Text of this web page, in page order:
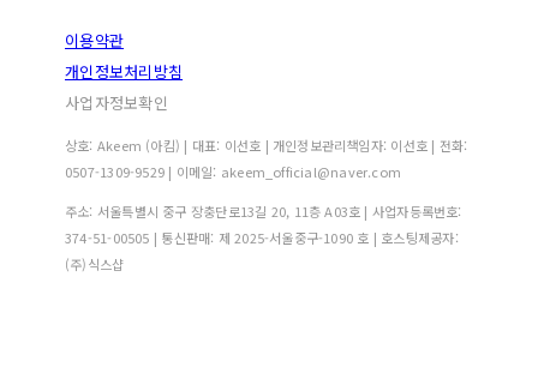
이용약관
개인정보처리방침
사업자정보확인
상호: Akeem (아킴) | 대표: 이선호 | 개인정보관리책임자: 이선호 | 전화:
0507-1309-9529 | 이메일: akeem_official@naver.com
주소: 서울특별시 중구 장충단로13길 20, 11층 A03호 | 사업자등록번호:
374-51-00505 | 통신판매: 제 2025-서울중구-1090 호 | 호스팅제공자:
(주)식스샵